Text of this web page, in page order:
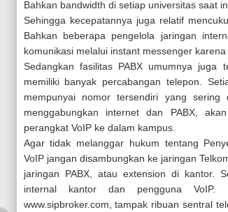
Bahkan bandwidth di setiap universitas saat
Sehingga kecepatannya juga relatif
Bahkan beberapa pengelola jaringan
komunikasi melalui instant messenger
Sedangkan fasilitas PABX umumnya juga
memiliki banyak percabangan telepon.
mempunyai nomor tersendiri yang
menggabungkan internet dan PABX,
perangkat VoIP ke dalam kampus.
Agar tidak melanggar hukum tentang
VoIP jangan disambungkan ke jaringan
jaringan PABX, atau extension di kantor.
internal kantor dan pengguna VoIP.
www.sipbroker.com, tampak ribuan sentral